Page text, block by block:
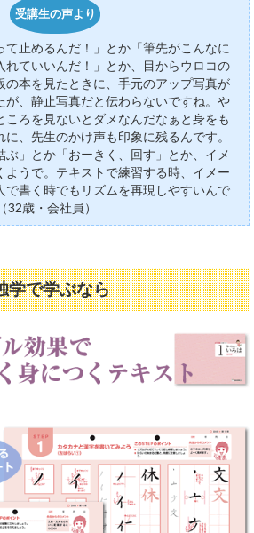
受講生の声より
て止めるんだ！」とか「筆先がこんなに
れていいんだ！」とか、目からウロコの
の本を見たときに、手元のアップ写真が
が、静止写真だと伝わらないですね。や
ころを見ないとダメなんだなぁと身をも
、先生のかけ声も印象に残るんです。
ぶ」とか「おーきく、回す」とか、イメ
ようで。テキストで練習する時、イメー
で書く時でもリズムを再現しやすいんで
32歳・会社員）
学で学ぶなら